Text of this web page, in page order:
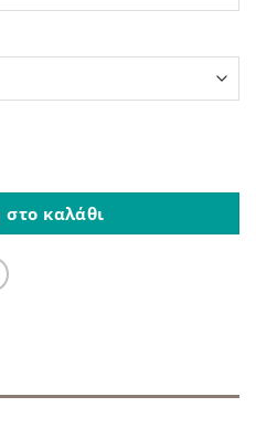
Πορτοκαλί ποσότητα
καλάθι